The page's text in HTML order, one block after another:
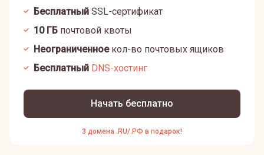
Бесплатный SSL-сертификат
10ГБ почтовой квоты
Неограниченноекол-во почтовых ящиков
Бесплатный DNS-хостинг
Начать бесплатно
3 домена .RU/.РФ в подарок!